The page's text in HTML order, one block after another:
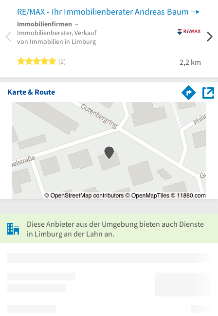
RE/MAX - Ihr Immobilienberater Andreas Baum
Immobilienfirmen –
Immobilienberater, Verkauf
von Immobilien in Limburg
5 von 5 Sternen
2 2,2 km
Karte & Route
Diese Anbieter aus der Umgebung bieten auch Dienste
in Limburg an der Lahn an.